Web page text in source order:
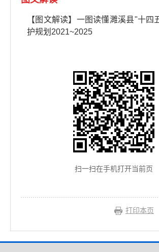
【图文解读】一图读懂濉溪县"十四
护规划2021~2025
扫一扫在手机打开当前页
打印本页